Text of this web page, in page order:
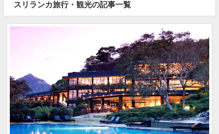
スリランカ旅行・観光の記事一覧